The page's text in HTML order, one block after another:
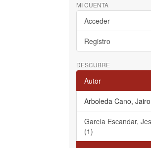
MI CUENTA
Acceder
Registro
DESCUBRE
Autor
Arboleda Cano,
García Escandar,
(1)